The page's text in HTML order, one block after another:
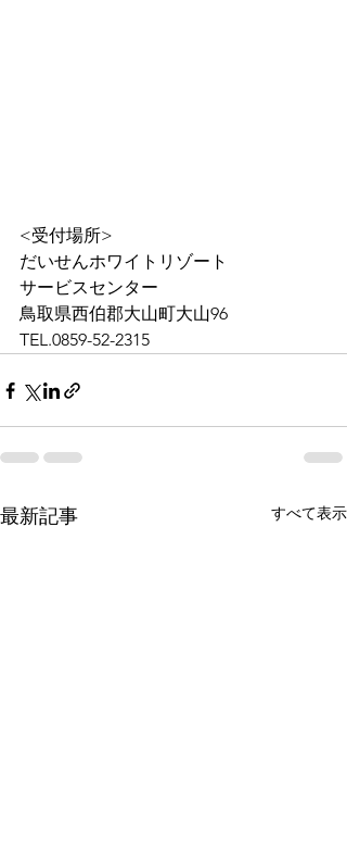
<受付場所>
だいせんホワイトリゾート
サービスセンター
TEL.0859-52-2315
最新記事 すべて表示